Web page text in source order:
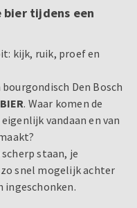
bier tijdens een
kijk, ruik, proef en
Den Bosch
. Waar komen de
vandaan en van
staan, je
snel mogelijk achter
ingeschonken.